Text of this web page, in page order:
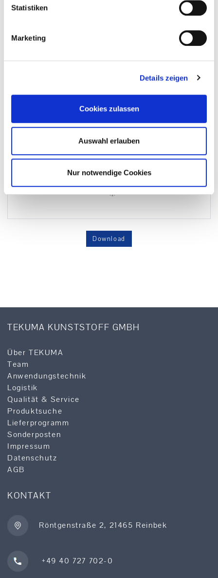
Statistiken
Marketing
Details zeigen
Cookies zulassen
Auswahl erlauben
Nur notwendige Cookies
Download
TEKUMA KUNSTSTOFF GMBH
Über TEKUMA
Team
Anwendungstechnik
Logistik
Qualität & Service
Produktsuche
Lieferprogramm
Sonderposten
Impressum
Datenschutz
AGB
KONTAKT
Röntgenstraße 2, 21465 Reinbek
+49 40 727 702-0